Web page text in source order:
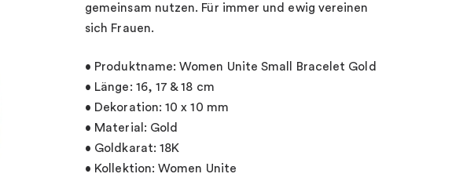
gemeinsam nutzen. Für immer und ewig vereinen
sich Frauen.
• Produktname: Women Unite Small Bracelet Gold
• Länge: 16, 17 & 18 cm
• Dekoration: 10 x 10 mm
• Material: Gold
• Goldkarat: 18K
• Kollektion: Women Unite